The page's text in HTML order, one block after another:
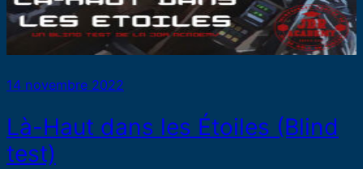
14 novembre 2022
Là-Haut dans les Étoiles (Blind
test)